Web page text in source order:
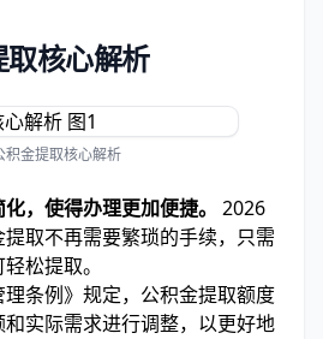
核心解析
积金提取核心解析
，使得办理更加便捷。 2026
取不再需要繁琐的手续，只需
松提取。
条例》规定，公积金提取额度
实际需求进行调整，以更好地